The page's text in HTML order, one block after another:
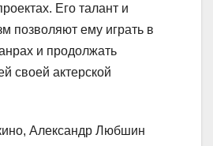
Его талант и
позволяют ему играть в
и продолжать
своей актерской
Александр Любшин